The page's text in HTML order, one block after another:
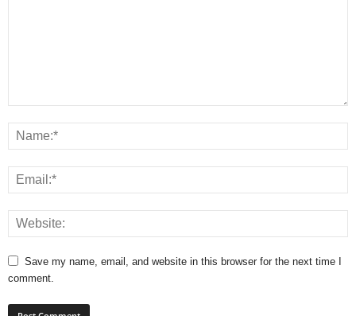
Save my name, email, and website in this browser for the next time I
comment.